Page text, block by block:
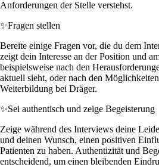
Anforderungen der Stelle verstehst.
✨Fragen stellen
Bereite einige Fragen vor, die du dem
zeigt dein Interesse an der Position und
beispielsweise nach den
aktuell sieht, oder nach den
Weiterbildung bei Dräger.
✨Sei authentisch und zeige Begeisterung
Zeige während des Interviews deine
und deinen Wunsch, einen positiven
Patienten zu haben. Authentizität und
entscheidend, um einen bleibenden